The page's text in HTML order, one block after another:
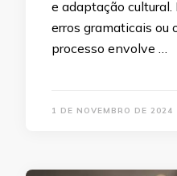
e adaptação
erros gramaticais ou
processo envolve …
1 DE NOVEMBRO DE 2024